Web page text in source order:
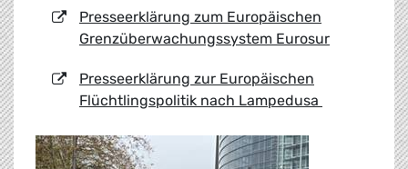
Presseerklärung zum Europäischen
Grenzüberwachungssystem Eurosur
Presseerklärung zur Europäischen
Flüchtlingspolitik nach Lampedusa